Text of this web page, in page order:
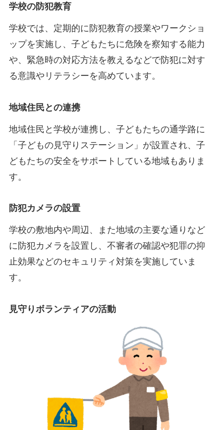
学校の防犯教育
学校では、定期的に防犯教育の授業やワークショ
ップを実施し、子どもたちに危険を察知する能力
や、緊急時の対応方法を教えるなどで防犯に対す
る意識やリテラシーを高めています。
地域住民との連携
地域住民と学校が連携し、子どもたちの通学路に
「子どもの見守りステーション」が設置され、子
どもたちの安全をサポートしている地域もありま
す。
防犯カメラの設置
学校の敷地内や周辺、また地域の主要な通りなど
に防犯カメラを設置し、不審者の確認や犯罪の抑
止効果などのセキュリティ対策を実施していま
す。
見守りボランティアの活動